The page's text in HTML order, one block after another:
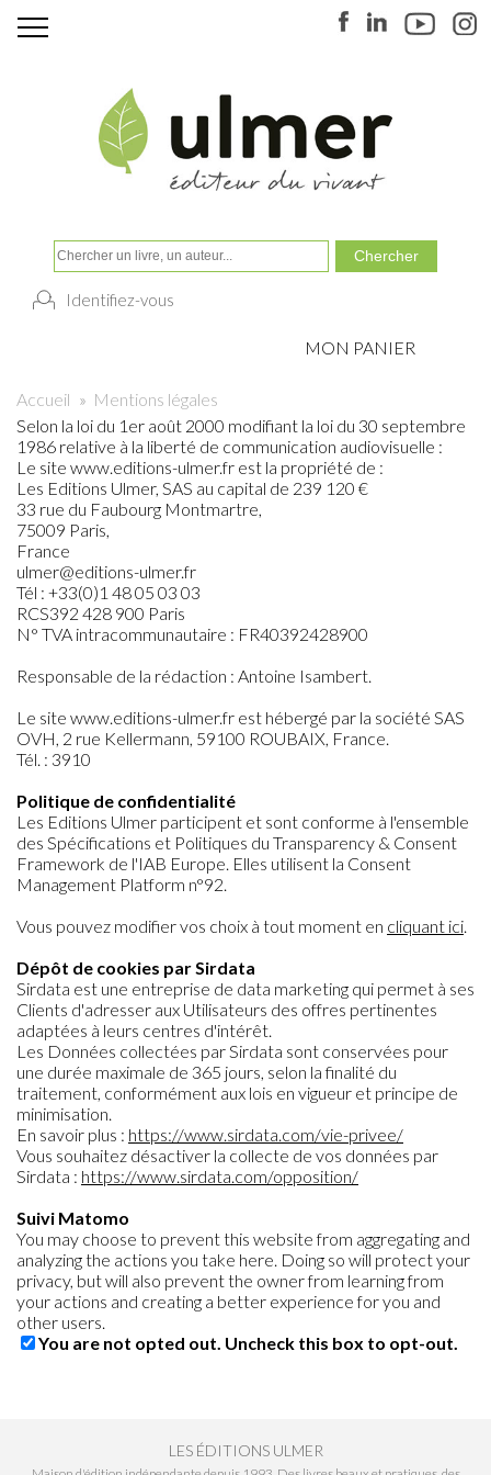
Identifiez-vous
MON PANIER
Accueil » Mentions légales
Selon la loi du 1er août 2000 modifiant la loi du 30 septembre
1986 relative à la liberté de communication audiovisuelle :
Le site www.editions-ulmer.fr est la propriété de :
Les Editions Ulmer, SAS au capital de 239 120 €
33 rue du Faubourg Montmartre,
75009 Paris,
France
ulmer@editions-ulmer.fr
Tél : +33(0)1 48 05 03 03
RCS392 428 900 Paris
N° TVA intracommunautaire : FR40392428900
Responsable de la rédaction : Antoine Isambert.
Le site www.editions-ulmer.fr est hébergé par la société SAS
OVH, 2 rue Kellermann, 59100 ROUBAIX, France.
Tél. : 3910
Politique de confidentialité
Les Editions Ulmer participent et sont conforme à l'ensemble
des Spécifications et Politiques du Transparency & Consent
Framework de l'IAB Europe. Elles utilisent la Consent
Management Platform n°92.
Vous pouvez modifier vos choix à tout moment en cliquant ici
Dépôt de cookies par Sirdata
Sirdata est une entreprise de data marketing qui permet à ses
Clients d'adresser aux Utilisateurs des offres pertinentes
adaptées à leurs centres d'intérêt.
Les Données collectées par Sirdata sont conservées pour
une durée maximale de 365 jours, selon la finalité du
traitement, conformément aux lois en vigueur et principe de
minimisation.
En savoir plus : https://www.sirdata.com/vie-privee/
Vous souhaitez désactiver la collecte de vos données par
Sirdata : https://www.sirdata.com/opposition/
Suivi Matomo
You may choose to prevent this website from aggregating and
analyzing the actions you take here. Doing so will protect your
privacy, but will also prevent the owner from learning from
your actions and creating a better experience for you and
other users.
You are not opted out. Uncheck this box to opt-out.
LES ÉDITIONS ULMER